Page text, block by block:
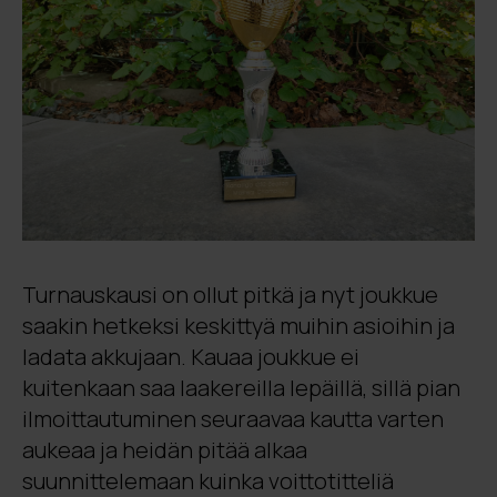
Turnauskausi on ollut pitkä ja nyt joukkue
saakin hetkeksi keskittyä muihin asioihin ja
ladata akkujaan. Kauaa joukkue ei
kuitenkaan saa laakereilla lepäillä, sillä pian
ilmoittautuminen seuraavaa kautta varten
aukeaa ja heidän pitää alkaa
suunnittelemaan kuinka voittotitteliä